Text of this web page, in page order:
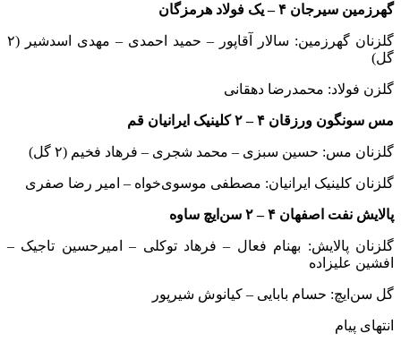
گهرزمین سیرجان ۴ – یک فولاد هرمزگان
گلزنان گهرزمین: سالار آقاپور – حمید احمدی – مهدی اسدشیر (۲
گل)
گلزن فولاد: محمدرضا دهقانی
مس سونگون ورزقان ۴ – ۲ کلینیک ایرانیان قم
گلزنان مس: حسین سبزی – محمد شجری – فرهاد فخیم (۲ گل)
گلزنان کلینیک ایرانیان: مصطفی موسوی‌خواه – امیر رضا صفری
پالایش نفت اصفهان ۴ – ۲ سن‌ایچ ساوه
گلزنان پالایش: بهنام فعال – فرهاد توکلی – امیرحسین تاجیک –
افشین علیزاده
گل سن‌ایچ: حسام بابایی – کیانوش شیرپور
انتهای پیام